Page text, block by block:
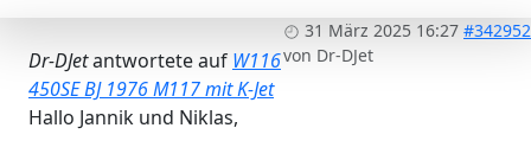
31 März 2025 16:27 #342952
von Dr-DJet
Dr-DJetantwortete auf W116
450SE BJ 1976 M117 mit K-Jet
Hallo Jannik und Niklas,